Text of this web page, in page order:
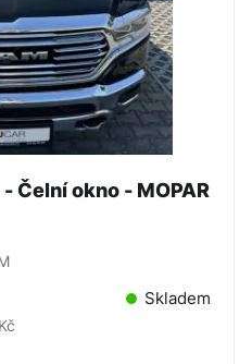
Čelní okno - MOPAR
Skladem